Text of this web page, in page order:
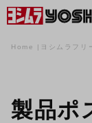
Home ヨシムラフリ
製品ポ